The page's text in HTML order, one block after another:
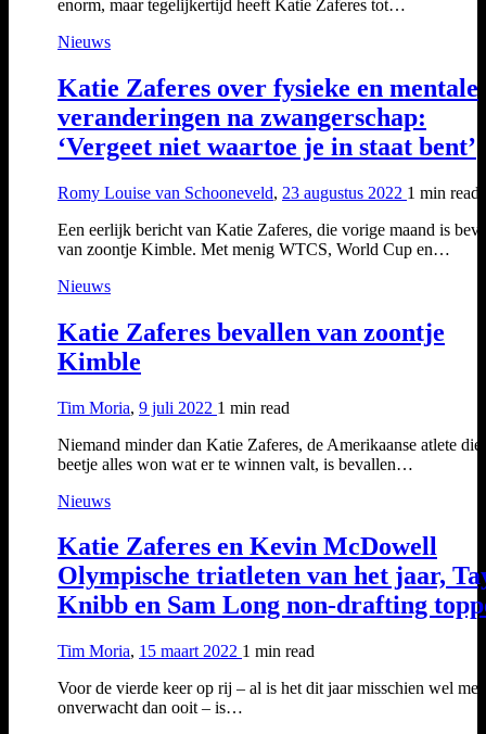
enorm, maar tegelijkertijd heeft Katie Zaferes tot…
Nieuws
Katie Zaferes over fysieke en mentale
veranderingen na zwangerschap:
‘Vergeet niet waartoe je in staat bent’
Romy Louise van Schooneveld, 23 augustus 2022 1 min read
Een eerlijk bericht van Katie Zaferes, die vorige maand is
van zoontje Kimble. Met menig WTCS, World Cup en…
Nieuws
Katie Zaferes bevallen van zoontje
Kimble
Tim Moria, 9 juli 2022 1 min read
Niemand minder dan Katie Zaferes, de Amerikaanse atlete die
beetje alles won wat er te winnen valt, is bevallen…
Nieuws
Katie Zaferes en Kevin McDowell
Olympische triatleten van het jaar,
Knibb en Sam Long non-drafting
Tim Moria, 15 maart 2022 1 min read
Voor de vierde keer op rij – al is het dit jaar misschien wel
onverwacht dan ooit – is…